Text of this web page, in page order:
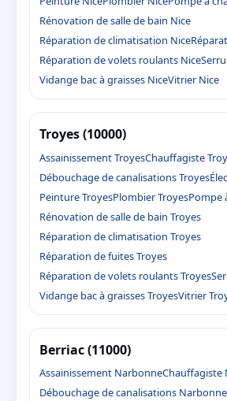
Rénovation de salle de bain Nice
Réparation de climatisation Nice
Réparation de volets roulants Nice
Vidange bac à graisses NiceVitrier Nice
Troyes (10000)
Assainissement TroyesChauffagiste
Débouchage de canalisations Troyes
Peinture TroyesPlombier TroyesPompe
Rénovation de salle de bain Troyes
Réparation de climatisation Troyes
Réparation de fuites Troyes
Réparation de volets roulants Troyes
Vidange bac à graisses TroyesVitrier
Berriac (11000)
Assainissement NarbonneChauffagiste
Débouchage de canalisations Narbonne